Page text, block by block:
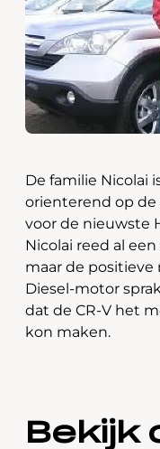
Contact
De familie Nicolai
orienterend op de
voor de nieuwste
Nicolai reed al
maar de positieve
Diesel-motor
dat de CR-V het
kon maken.
Bekijk